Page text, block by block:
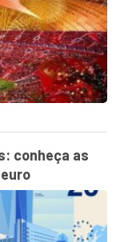
conheça as